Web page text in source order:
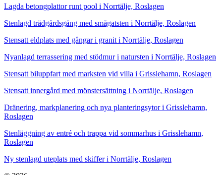
Lagda betongplattor runt pool i Norrtälje, Roslagen
Stenlagd trädgårdsgång med smågatsten i Norrtälje, Roslagen
Stensatt eldplats med gångar i granit i Norrtälje, Roslagen
Nyanlagd terrassering med stödmur i natursten i Norrtälje, Roslagen
Stensatt biluppfart med marksten vid villa i Grisslehamn, Roslagen
Stensatt innergård med mönstersättning i Norrtälje, Roslagen
Dränering, markplanering och nya planteringsytor i Grisslehamn,
Roslagen
Stenläggning av entré och trappa vid sommarhus i Grisslehamn,
Roslagen
Ny stenlagd uteplats med skiffer i Norrtälje, Roslagen